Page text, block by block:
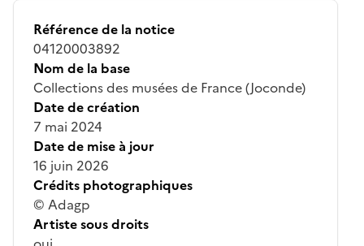
Référence de la notice
04120003892
Nom de la base
Collections des musées de France (Joconde)
Date de création
7 mai 2024
Date de mise à jour
16 juin 2026
Crédits photographiques
© Adagp
Artiste sous droits